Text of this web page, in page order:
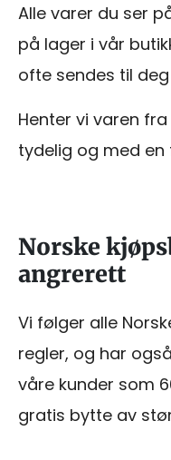
Alle varer du ser
på lager i vår
ofte sendes til
Henter vi varen
tydelig og med
Norske
angrerett
Vi følger alle
regler, og har
våre kunder som
gratis bytte av